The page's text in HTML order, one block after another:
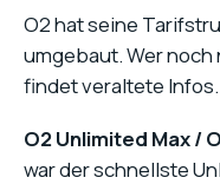
O2 hat seine
umgebaut. Wer noch
findet veraltete
O2 Unlimited Max /
war der schnellste